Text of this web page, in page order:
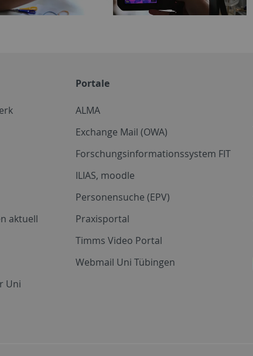
aktuell
Uni
Portale
ALMA
Exchange Mail (OWA)
Forschungsinformationssystem FIT
ILIAS, moodle
Personensuche (EPV)
Praxisportal
Timms Video Portal
Webmail Uni Tübingen